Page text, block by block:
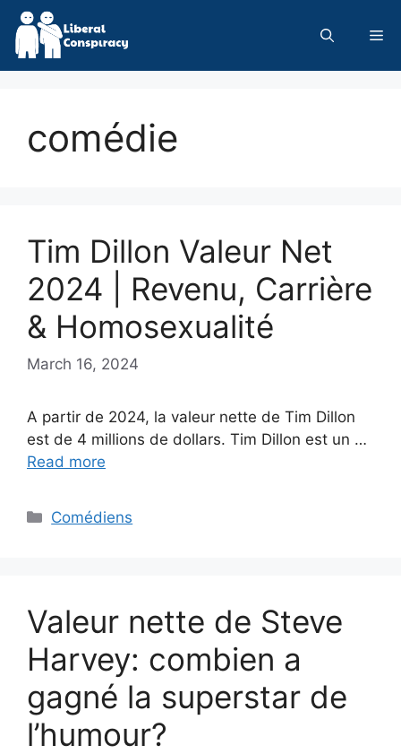
Skip
content
comédie
Tim Dillon Valeur Net
2024 | Revenu, Carrière
& Homosexualité
March 16, 2024
A partir de 2024, la valeur nette de Tim Dillon
est de 4 millions de dollars. Tim Dillon est un …
Read more
Categories
Comédiens
Valeur nette de Steve
Harvey: combien a
gagné la superstar de
l’humour?